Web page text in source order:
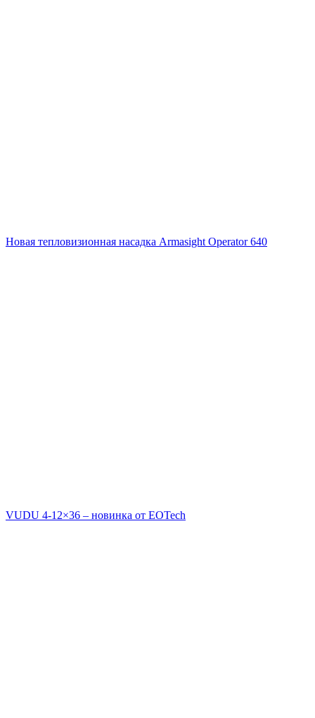
Новая тепловизионная насадка Armasight Operator 640
VUDU 4-12×36 – новинка от EOTech